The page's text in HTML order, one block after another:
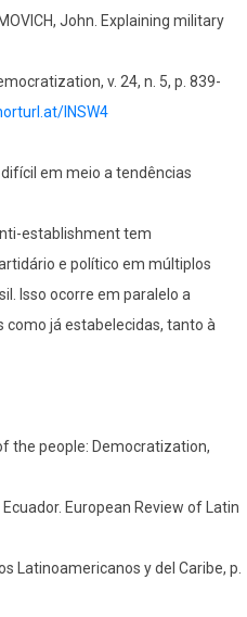
John. Explaining military
v. 24, n. 5, p. 839-
INSW4
em meio a tendências
establishment tem
e político em múltiplos
Isso ocorre em paralelo a
já estabelecidas, tanto à
the people: Democratization,
European Review of Latin
Latinoamericanos y del Caribe, p.